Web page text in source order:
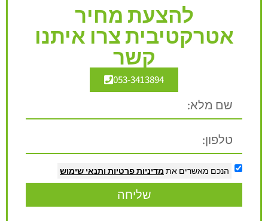
להצעת מחיר
אטרקטיבית צרו איתנו
קשר
053-3413894
הנכם מאשרים את מדיניות פרטיות ותנאי שימוש
שליחה